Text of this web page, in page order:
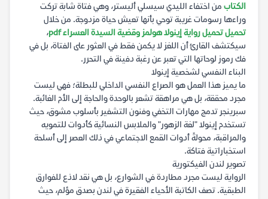
الكتاب من اختفاء الليدي سيسلي أليستر، وهي فتاة شابة تركت
وراءها رسومات غريبة توحي بأنها تعيش حياة مزدوجة. من خلال
تحميل تحميل رواية إينولا هولمز وقضية السيدة العسراء pdf
،
سيكتشف القارئ أن اللغز لا يكمن فقط في العثور على الفتاة، بل في
فك رموز لوحاتها التي تعبر عن رغبة دفينة في التحرر.
البناء النفسي لشخصية إينولا
ما يميز هذا العمل هو الصراع النفسي الداخلي للبطلة؛ فهي ليست
مجرد محققة، بل هي مراهقة تشعر بالوحدة والحاجة إلى الأم الغائبة.
سبرينجر تدمج مهارات التخفي وفنون التشفير بأسلوب مشوق، حيث
تستخدم إينولا "لغة الزهور" والملابس النسائية كأدوات للتمويه
والمراقبة، محولةً أدوات القمع الاجتماعي في ذلك العصر إلى أسلحة
استخباراتية فتاكة.
تصوير لندن الفيكتورية
الرواية ليست مجرد مطاردة في الشوارع، بل هي نقد لاذع للفوارق
الطبقية. تصف الكاتبة الأحياء الفقيرة في لندن بصدق مؤلم، حيث